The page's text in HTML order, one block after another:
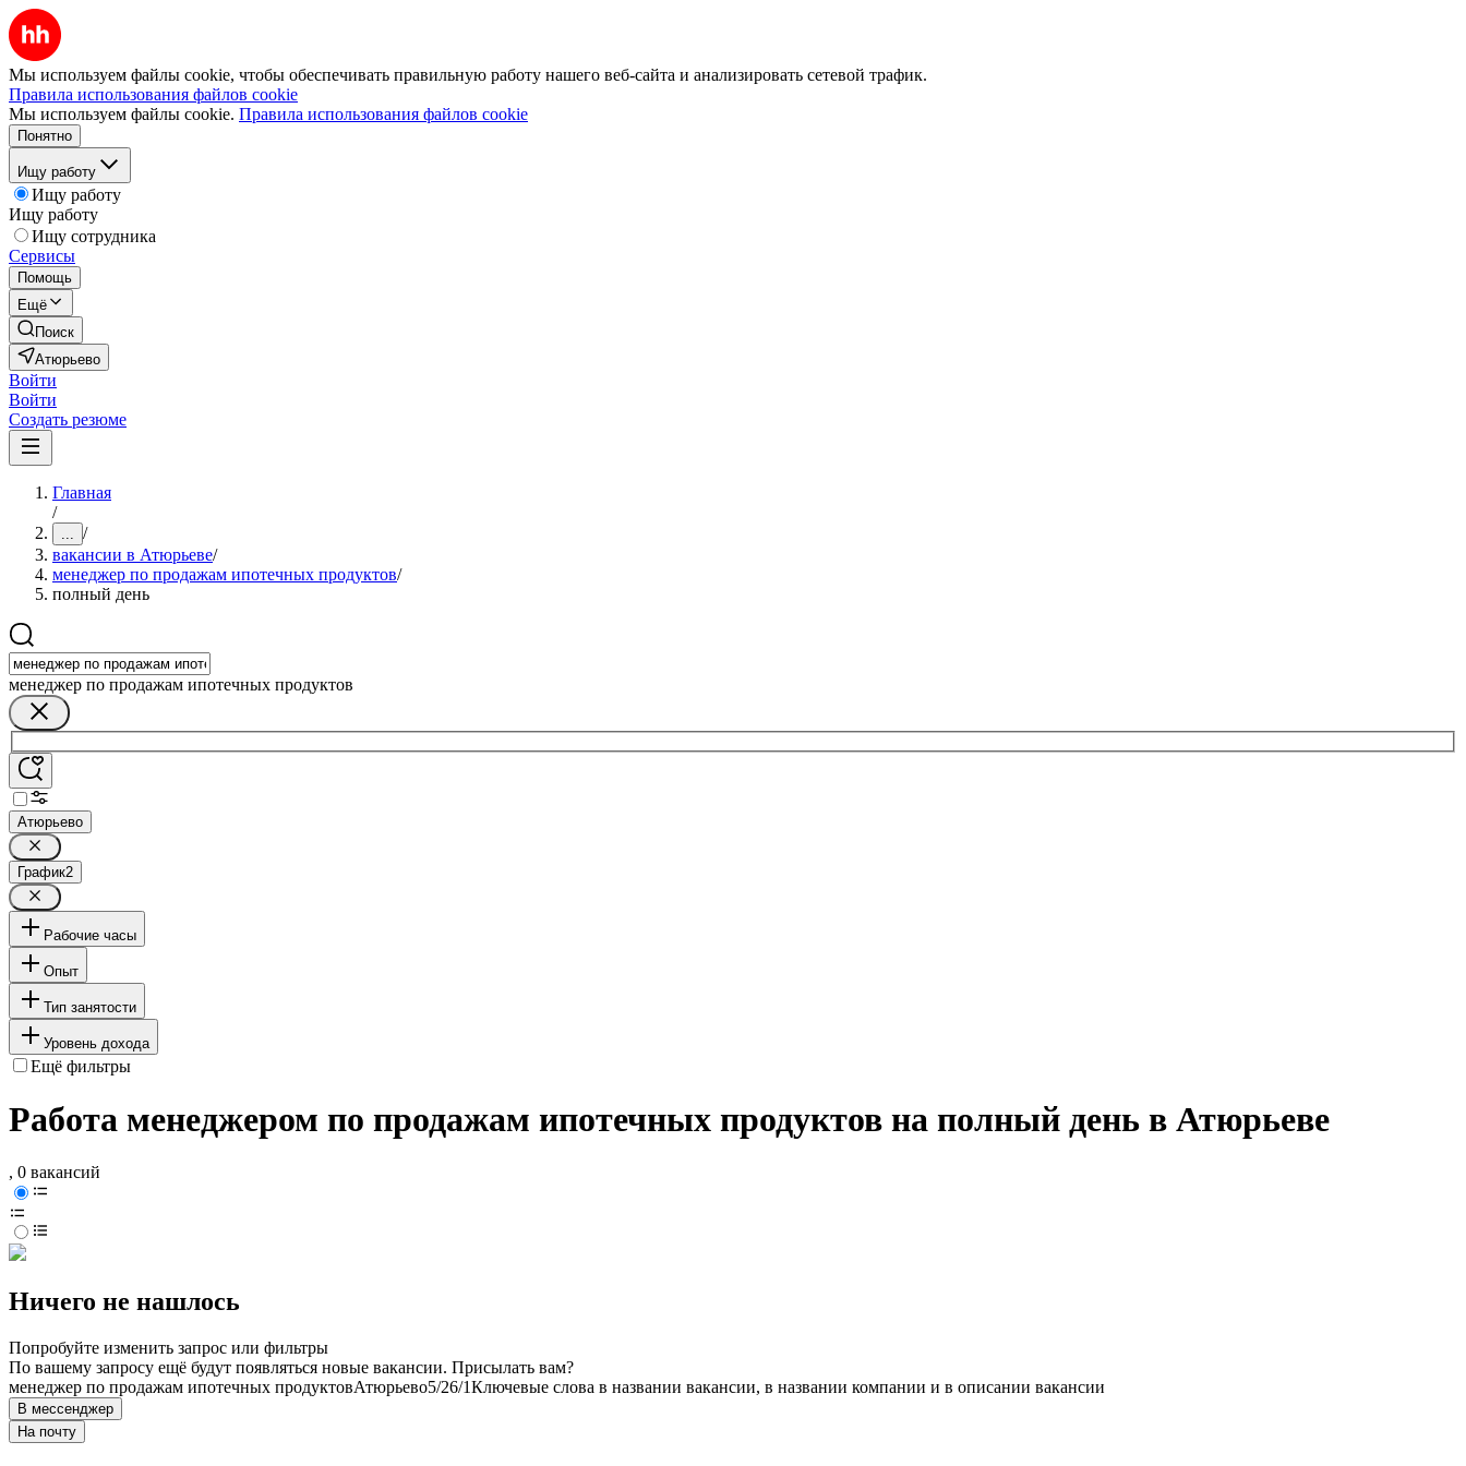
Мы используем файлы cookie, чтобы обеспечивать правильную работу нашего веб-сайта и анализировать сетевой трафик.
Правила использования файлов cookie
Мы используем файлы cookie. Правила использования файлов cookie
Понятно
Ищу работу
Ищу работу
Ищу работу
Ищу сотрудника
Сервисы
Помощь
Ещё
Поиск
Атюрьево
Войти
Войти
Создать резюме
Главная
/
... /
вакансии в Атюрьеве/
менеджер по продажам ипотечных продуктов/
полный день
менеджер по продажам ипотечных продуктов
Атюрьево
График2
Рабочие часы
Опыт
Тип занятости
Уровень дохода
Ещё фильтры
Работа менеджером по продажам ипотечных продуктов на полный день в Атюрьеве
, 0 вакансий
Ничего не нашлось
Попробуйте изменить запрос или фильтры
По вашему запросу ещё будут появляться новые вакансии. Присылать вам?
менеджер по продажам ипотечных продуктовАтюрьево5/26/1Ключевые слова в названии вакансии, в названии компании и в описании вакансии
В мессенджер
На почту